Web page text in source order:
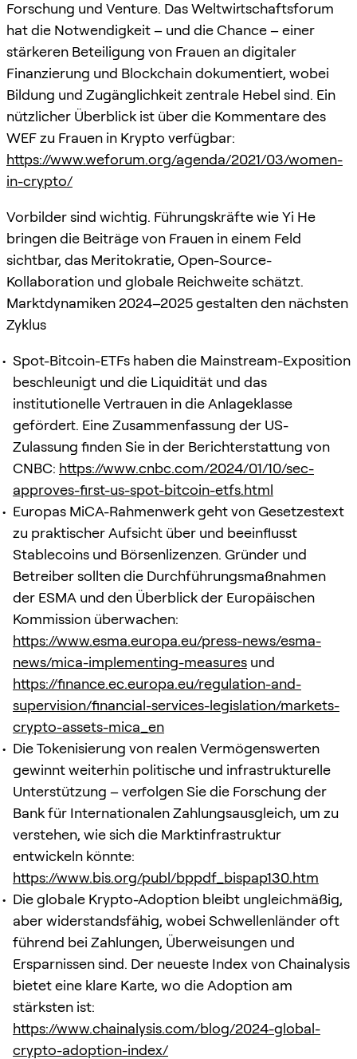
Forschung und Venture. Das Weltwirtschaftsforum
hat die Notwendigkeit – und die Chance – einer
stärkeren Beteiligung von Frauen an digitaler
Finanzierung und Blockchain dokumentiert, wobei
Bildung und Zugänglichkeit zentrale Hebel sind. Ein
nützlicher Überblick ist über die Kommentare des
WEF zu Frauen in Krypto verfügbar:
https://www.weforum.org/agenda/2021/03/women-
in-crypto/
Vorbilder sind wichtig. Führungskräfte wie Yi He
bringen die Beiträge von Frauen in einem Feld
sichtbar, das Meritokratie, Open-Source-
Kollaboration und globale Reichweite schätzt.
Marktdynamiken 2024–2025 gestalten den nächsten
Zyklus
Spot-Bitcoin-ETFs haben die Mainstream-Exposition
beschleunigt und die Liquidität und das
institutionelle Vertrauen in die Anlageklasse
gefördert. Eine Zusammenfassung der US-
Zulassung finden Sie in der Berichterstattung von
CNBC: https://www.cnbc.com/2024/01/10/sec-
approves-first-us-spot-bitcoin-etfs.html
Europas MiCA-Rahmenwerk geht von Gesetzestext
zu praktischer Aufsicht über und beeinflusst
Stablecoins und Börsenlizenzen. Gründer und
Betreiber sollten die Durchführungsmaßnahmen
der ESMA und den Überblick der Europäischen
Kommission überwachen:
https://www.esma.europa.eu/press-news/esma-
news/mica-implementing-measures und
https://finance.ec.europa.eu/regulation-and-
supervision/financial-services-legislation/markets-
crypto-assets-mica_en
Die Tokenisierung von realen Vermögenswerten
gewinnt weiterhin politische und infrastrukturelle
Unterstützung – verfolgen Sie die Forschung der
Bank für Internationalen Zahlungsausgleich, um zu
verstehen, wie sich die Marktinfrastruktur
entwickeln könnte:
https://www.bis.org/publ/bppdf_bispap130.htm
Die globale Krypto-Adoption bleibt ungleichmäßig,
aber widerstandsfähig, wobei Schwellenländer oft
führend bei Zahlungen, Überweisungen und
Ersparnissen sind. Der neueste Index von Chainalysis
bietet eine klare Karte, wo die Adoption am
stärksten ist:
https://www.chainalysis.com/blog/2024-global-
crypto-adoption-index/